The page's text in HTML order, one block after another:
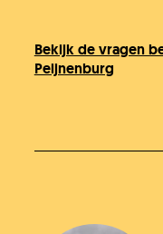
Bekijk de vragen
Peijnenburg